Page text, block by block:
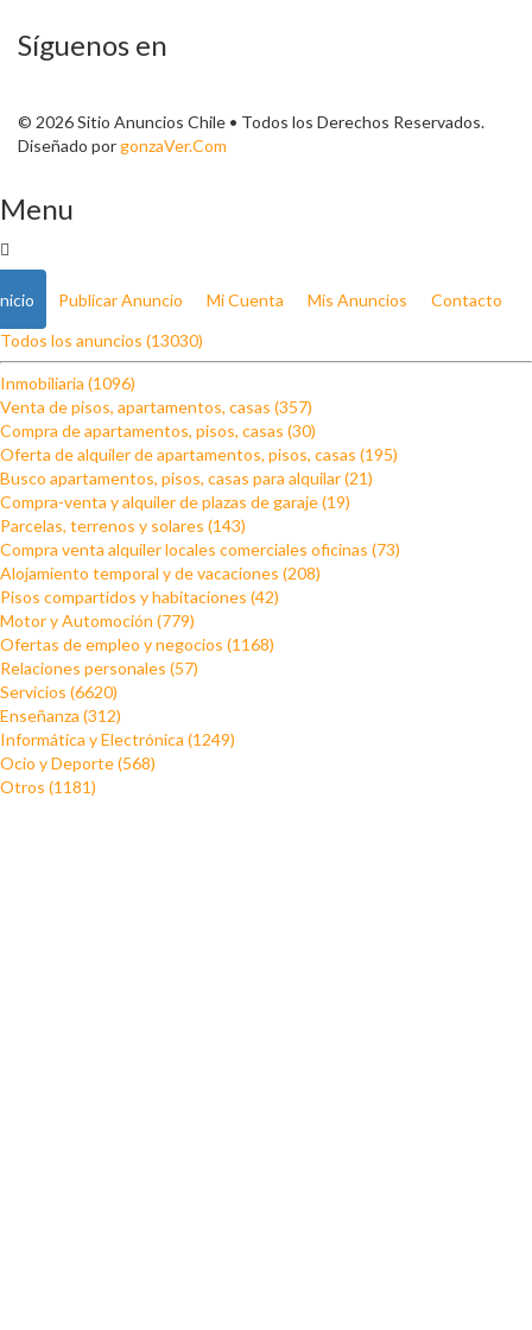
Síguenos en
© 2026 Sitio Anuncios Chile • Todos los Derechos Reservados.
Diseñado porgonzaVer.Com
Menu
Publicar Anuncio Mi Cuenta Mis Anuncios
Contacto
Todos los anuncios (13030)
Inmobiliaria (1096)
Venta de pisos, apartamentos, casas (357)
Compra de apartamentos, pisos, casas (30)
Oferta de alquiler de apartamentos, pisos, casas (195)
Busco apartamentos, pisos, casas para alquilar (21)
Compra-venta y alquiler de plazas de garaje (19)
Parcelas, terrenos y solares (143)
Compra venta alquiler locales comerciales oficinas (73)
Alojamiento temporal y de vacaciones (208)
Pisos compartidos y habitaciones (42)
Motor y Automoción (779)
Ofertas de empleo y negocios (1168)
Relaciones personales (57)
Servicios (6620)
Enseñanza (312)
Informática y Electrónica (1249)
Ocio y Deporte (568)
Otros (1181)